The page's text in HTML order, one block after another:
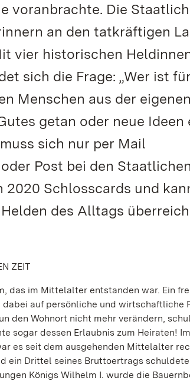
voranbrachte. Die
an den tatkräftigen
vier historischen
sich die Frage: „Wer ist
Menschen aus der
getan oder neue
sich nur per Mail
Post bei den
Schlosscards und
des Alltags
ZEIT
das im Mittelalter entstanden war. Ein
auf persönliche und wirtschaftliche
den Wohnort nicht mehr verändern,
sogar dessen Erlaubnis zum Heiraten!
es seit dem ausgehenden Mittelalter
ein Drittel seines Bruttoertrags
Königs Wilhelm I. wurde die